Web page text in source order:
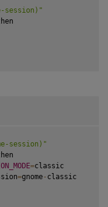
session)"
session)"
=classic
=gnome- classic